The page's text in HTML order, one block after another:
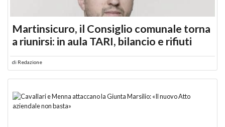
Martinsicuro, il Consiglio comunale torna
a riunirsi: in aula TARI, bilancio e rifiuti
di Redazione